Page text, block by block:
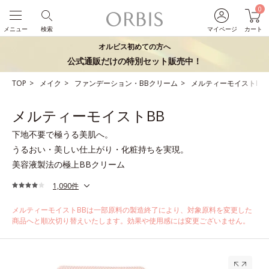
マイページ
0
カート
検索
メニュー
オルビス初めての方へ
公式通販だけの特別セット販売中！
TOP メイク ファンデーション・BBクリーム メルティーモイストBB
メルティーモイストBB
下地不要で極うる美肌へ。
うるおい・美しい仕上がり・化粧持ちを実現。
美容液製法の極上BBクリーム
1,090件
メルティーモイストBBは一部原料の製造終了により、対象原料を変更した
商品へと順次切り替えいたします。効果や使用感には変更ございません。